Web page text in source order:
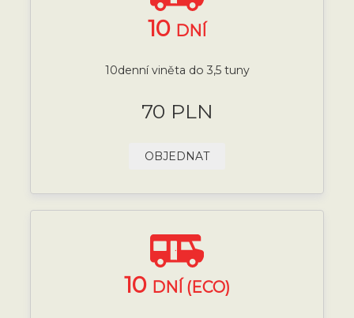
10 DNÍ
10denní viněta do 3,5 tuny
70 PLN
OBJEDNAT
10 DNÍ (ECO)